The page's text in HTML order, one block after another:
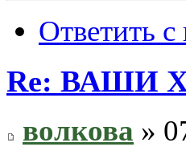
Ответить с
Re: ВАШИ
волкова »